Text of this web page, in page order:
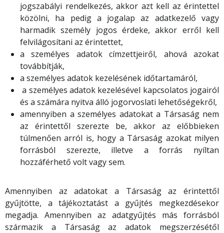
jogszabályi rendelkezés, akkor azt kell az érintettel
közölni, ha pedig a jogalap az adatkezelő vagy
harmadik személy jogos érdeke, akkor erről kell
felvilágosítani az érintettet,
a személyes adatok címzettjeiről, ahová azokat
továbbítják,
a személyes adatok kezelésének időtartamáról,
a személyes adatok kezelésével kapcsolatos jogairól
és a számára nyitva álló jogorvoslati lehetőségekről,
amennyiben a személyes adatokat a Társaság nem
az érintettől szerezte be, akkor az előbbieken
túlmenően arról is, hogy a Társaság azokat milyen
forrásból szerezte, illetve a forrás nyíltan
hozzáférhető volt vagy sem.
Amennyiben az adatokat a Társaság az érintettől
gyűjtötte, a tájékoztatást a gyűjtés megkezdésekor
megadja. Amennyiben az adatgyűjtés más forrásból
származik a Társaság az adatok megszerzésétől